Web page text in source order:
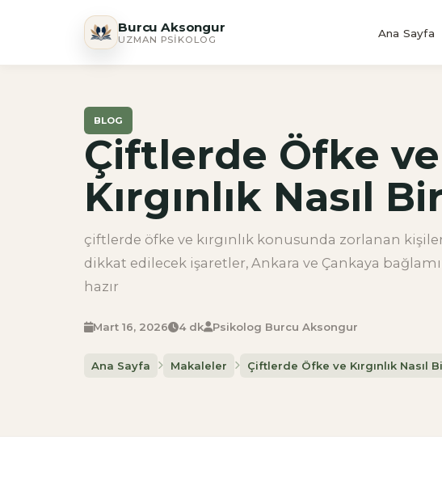
Burcu Aksongur
UZMAN PSIKOLOG Ana Sayfa
BLOG
Çiftlerde Öfke ve
Kırgınlık Nasıl
çiftlerde öfke ve kırgınlık konusunda zorlanan
dikkat edilecek işaretler, Ankara ve Çankaya
hazır
Mart 16, 2026 4 dk Psikolog Burcu Aksongur
Ana Sayfa Makaleler Çiftlerde Öfke ve Kırgınlık Nasıl